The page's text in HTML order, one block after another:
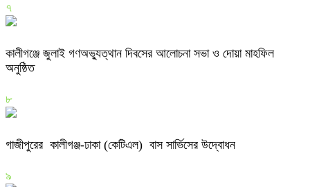
৭
কালীগঞ্জে জুলাই গণঅভ্যুত্থান দিবসের আলোচনা সভা ও দোয়া মাহফিল
অনুষ্ঠিত
৮
গাজীপুরের কালীগঞ্জ-ঢাকা (কেটিএল) বাস সার্ভিসের উদ্বোধন
৯